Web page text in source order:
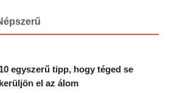
10 egyszerű tipp, hogy téged se
kerüljön el az álom